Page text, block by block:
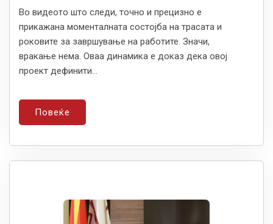
Во видеото што следи, точно и прецизно е
прикажана моменталната состојба на трасата и
роковите за завршување на работите. Значи,
вракање нема. Оваа динамика е доказ дека овој
проект дефинити...
Повеќе